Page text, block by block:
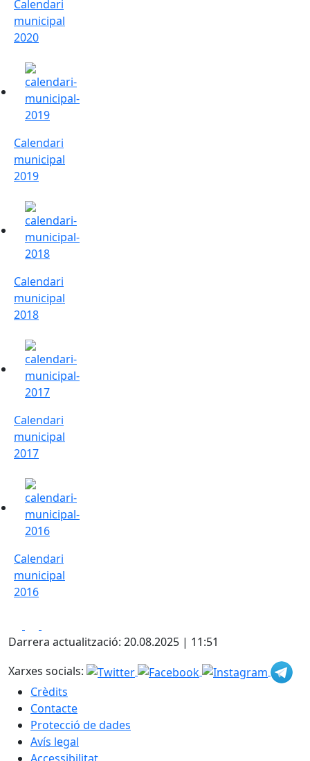
Calendari
municipal
2020
Calendari municipal 2019
Calendari
municipal
2019
Calendari municipal 2018
Calendari
municipal
2018
Calendari municipal 2017
Calendari
municipal
2017
Calendari municipal 2016
Calendari
municipal
2016
Darrera actualització: 20.08.2025 | 11:51
Xarxes socials:
Crèdits
Contacte
Protecció de dades
Avís legal